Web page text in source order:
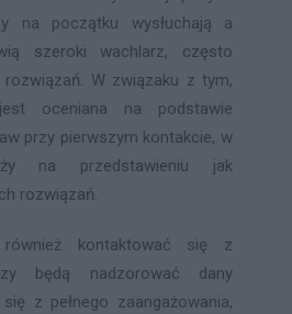
na początku wysłuchają a
szeroki wachlarz, często
rozwiązań. W związaku z tym,
oceniana na podstawie
przy pierwszym kontakcie, w
na przedstawieniu jak
rozwiązań.
również kontaktować się z
będą nadzorować dany
z pełnego zaangażowania,